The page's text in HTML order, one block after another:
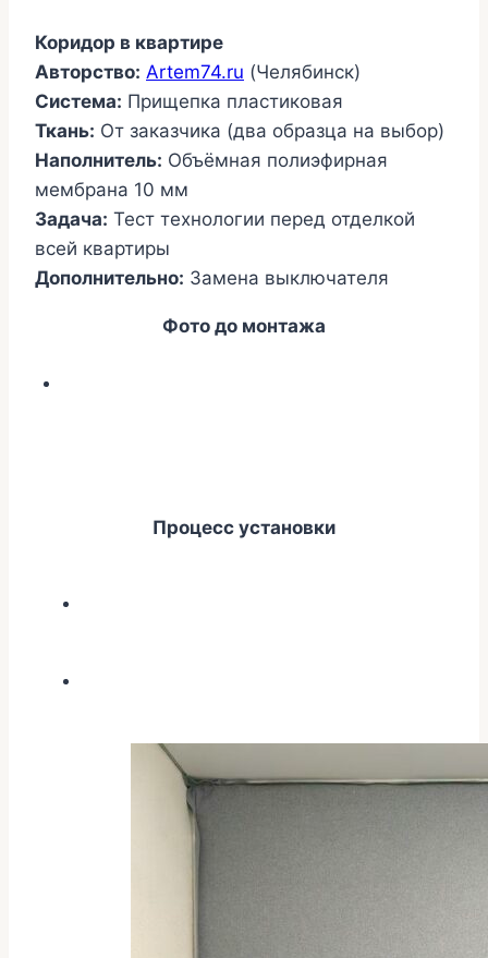
Коридор в квартире
Авторство: Artem74.ru (Челябинск)
Система: Прищепка пластиковая
Ткань: От заказчика (два образца на выбор)
Наполнитель: Объёмная полиэфирная
мембрана 10 мм
Задача: Тест технологии перед отделкой
всей квартиры
Дополнительно: Замена выключателя
Фото до монтажа
Процесс установки